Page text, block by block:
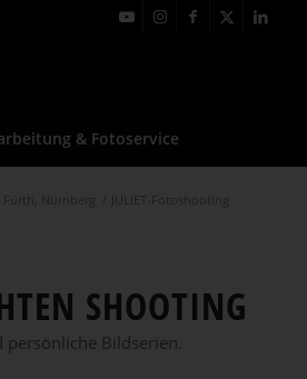
& Fotoservice
Nürnberg JULIET-Fotoshooting
SHOOTING
Bildserien.